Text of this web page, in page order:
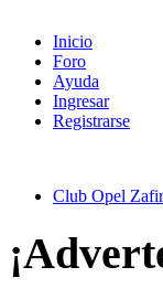
Inicio
Foro
Ayuda
Ingresar
Registrarse
Club Opel